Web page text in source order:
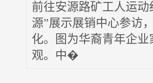
前往安源路矿工人运
源”展示展销中心参访
化。图为华裔青年企
观。中�